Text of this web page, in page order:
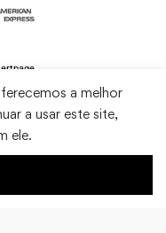
a melhor
a usar este site,
ele.